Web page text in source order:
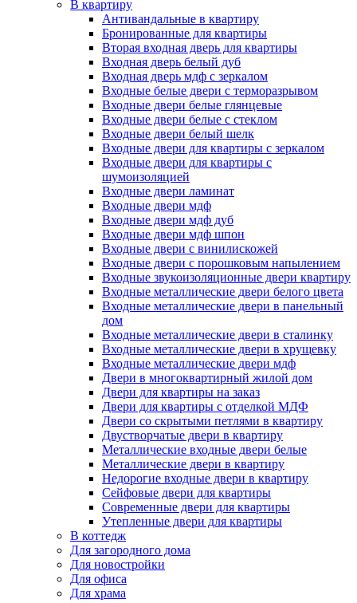
В квартиру
Антивандальные в квартиру
Бронированные для квартиры
Вторая входная дверь для квартиры
Входная дверь белый дуб
Входная дверь мдф с зеркалом
Входные белые двери с терморазрывом
Входные двери белые глянцевые
Входные двери белые с стеклом
Входные двери белый шелк
Входные двери для квартиры с зеркалом
Входные двери для квартиры с
шумоизоляцией
Входные двери ламинат
Входные двери мдф
Входные двери мдф дуб
Входные двери мдф шпон
Входные двери с винилискожей
Входные двери с порошковым напылением
Входные звукоизоляционные двери квартиру
Входные металлические двери белого цвета
Входные металлические двери в панельный
дом
Входные металлические двери в сталинку
Входные металлические двери в хрущевку
Входные металлические двери мдф
Двери в многоквартирный жилой дом
Двери для квартиры на заказ
Двери для квартиры с отделкой МДФ
Двери со скрытыми петлями в квартиру
Двустворчатые двери в квартиру
Металлические входные двери белые
Металлические двери в квартиру
Недорогие входные двери в квартиру
Сейфовые двери для квартиры
Современные двери для квартиры
Утепленные двери для квартиры
В коттедж
Для загородного дома
Для новостройки
Для офиса
Для храма